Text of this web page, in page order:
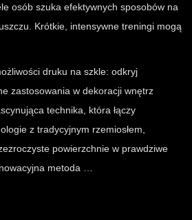
osób szuka efektywnych sposobów na
Krótkie, intensywne treningi mogą
druku na szkle: odkryj
zastosowania w dekoracji wnętrz
technika, która łączy
z tradycyjnym rzemiosłem,
powierzchnie w prawdziwe
metoda …